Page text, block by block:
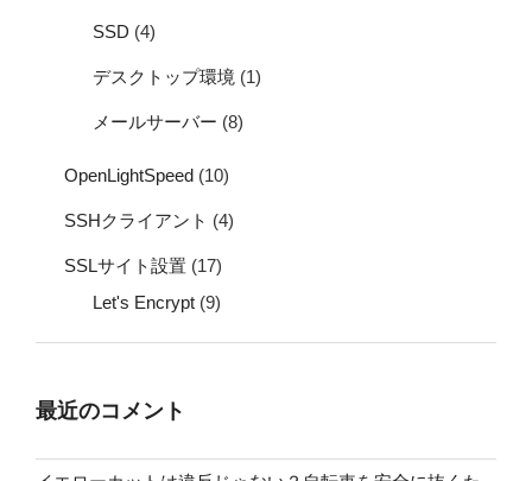
SSD (4)
デスクトップ環境 (1)
メールサーバー (8)
OpenLightSpeed (10)
SSHクライアント (4)
SSLサイト設置 (17)
Let's Encrypt (9)
最近のコメント